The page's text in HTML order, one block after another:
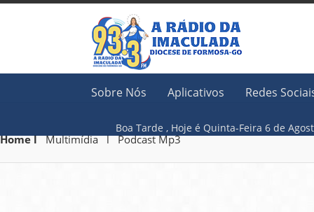
Sobre Nós Aplicativos Redes
Boa Tarde , Hoje é Quinta-Feira 6
Home lMultimídia l Podcast Mp3